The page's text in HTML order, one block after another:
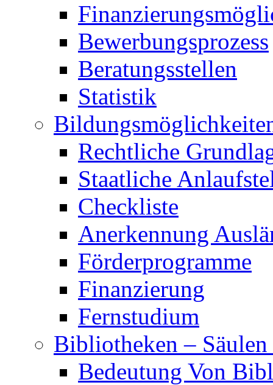
Bewerbungsprozess
Beratungsstellen
Statistik
Rechtliche
Staatliche
Checkliste
Anerkennung
Förderprogramme
Finanzierung
Fernstudium
Bibliotheken – Säulen
Bedeutung Von